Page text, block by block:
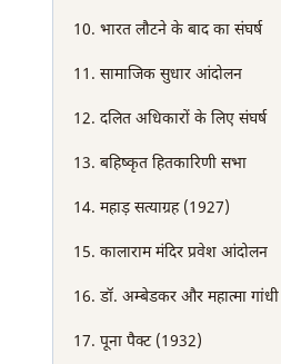
भारत लौटने के बाद का संघर्ष
सामाजिक सुधार आंदोलन
दलित अधिकारों के लिए संघर्ष
बहिष्कृत हितकारिणी सभा
महाड़ सत्याग्रह (1927)
कालाराम मंदिर प्रवेश आंदोलन
डॉ. अम्बेडकर और महात्मा गांधी
पूना पैक्ट (1932)